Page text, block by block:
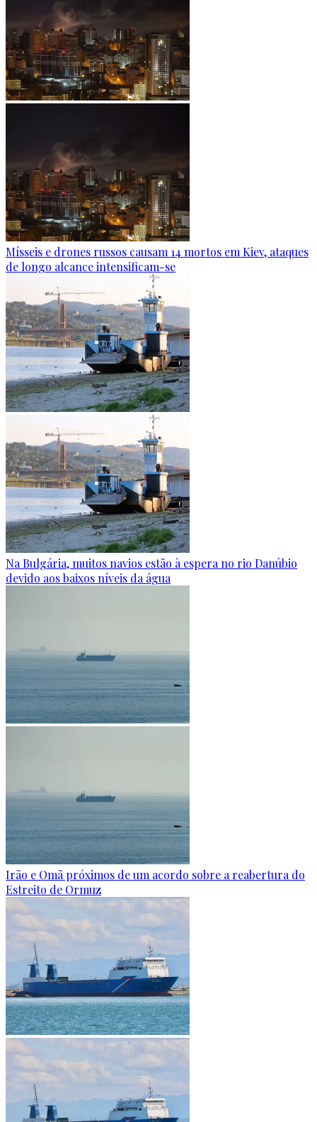
Mísseis e drones russos causam 14 mortos em Kiev, ataques
de longo alcance intensificam-se
Na Bulgária, muitos navios estão à espera no rio Danúbio
devido aos baixos níveis da água
Irão e Omã próximos de um acordo sobre a reabertura do
Estreito de Ormuz